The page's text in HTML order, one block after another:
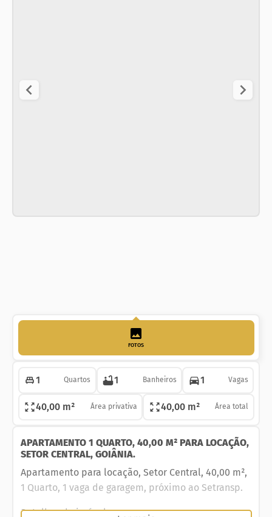
FOTOS
1 Quartos 1 Banheiros 1 Vagas
40,00 m² Área privativa 40,00 m² Área total
APARTAMENTO 1 QUARTO, 40,00 M² PARA LOCAÇÃO,
SETOR CENTRAL, GOIÂNIA.
Apartamento para locação, Setor Central, 40,00 m²,
1 Quarto, 1 vaga de garagem, próximo ao Setransp.
Detalhes do imóvel: